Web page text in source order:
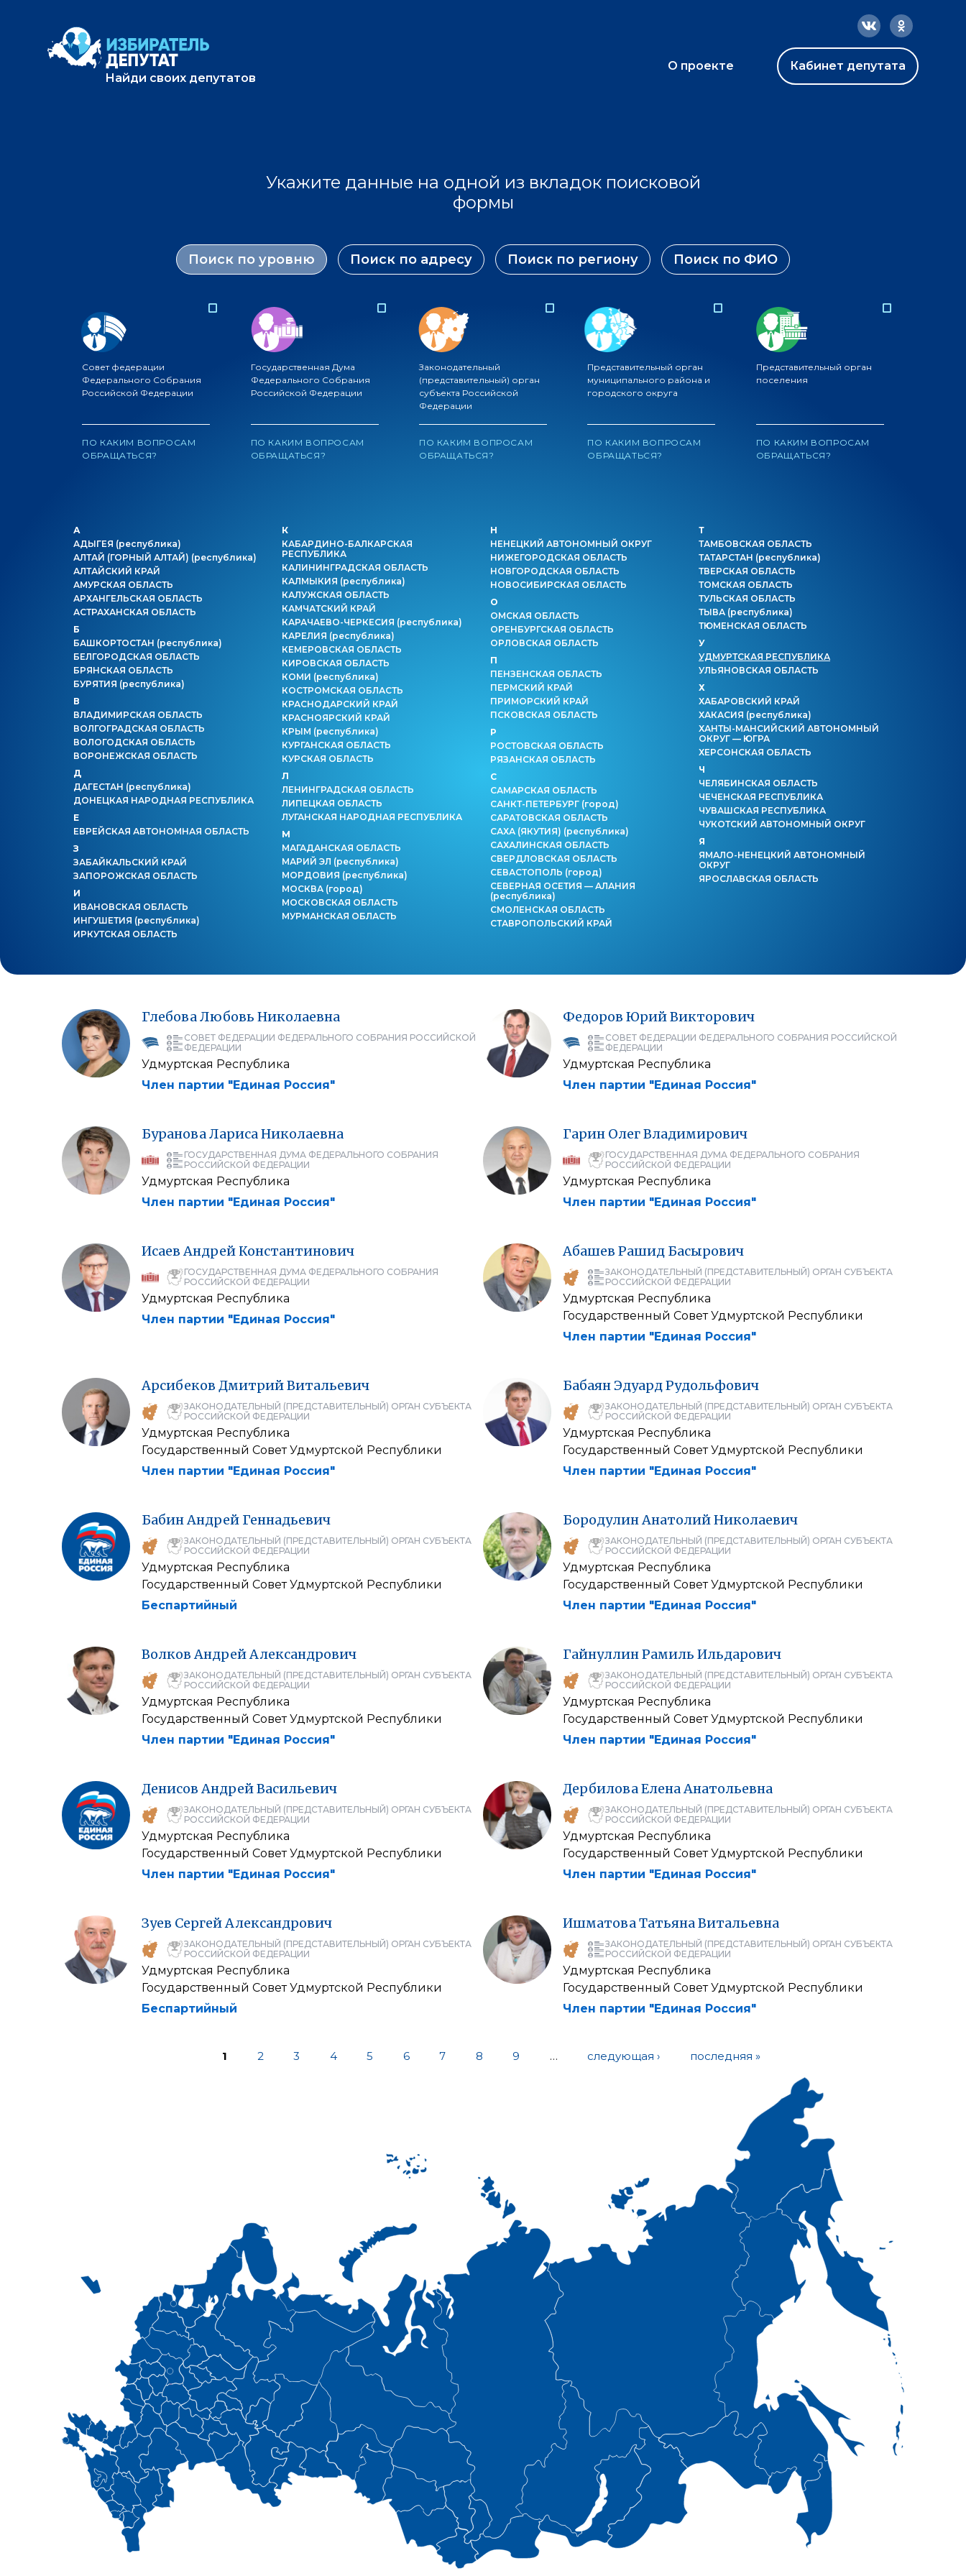
Найди своих депутатов
О проекте Кабинет депутата
Укажите данные на одной из вкладок поисковой
формы
Поиск по уровню Поиск по адресу Поиск по региону Поиск по ФИО
Совет федерации
Федерального Собрания
Российской Федерации
ПО КАКИМ ВОПРОСАМ
ОБРАЩАТЬСЯ?
Государственная Дума
Федерального Собрания
Российской Федерации
ПО КАКИМ ВОПРОСАМ
ОБРАЩАТЬСЯ?
Законодательный
(представительный) орган
субъекта Российской
Федерации
ПО КАКИМ ВОПРОСАМ
ОБРАЩАТЬСЯ?
Представительный орган
муниципального района и
городского округа
ПО КАКИМ ВОПРОСАМ
ОБРАЩАТЬСЯ?
Представительный орган
поселения
ПО КАКИМ ВОПРОСАМ
ОБРАЩАТЬСЯ?
А
АДЫГЕЯ (республика)
АЛТАЙ (ГОРНЫЙ АЛТАЙ) (республика)
АЛТАЙСКИЙ КРАЙ
АМУРСКАЯ ОБЛАСТЬ
АРХАНГЕЛЬСКАЯ ОБЛАСТЬ
АСТРАХАНСКАЯ ОБЛАСТЬ
Б
БАШКОРТОСТАН (республика)
БЕЛГОРОДСКАЯ ОБЛАСТЬ
БРЯНСКАЯ ОБЛАСТЬ
БУРЯТИЯ (республика)
В
ВЛАДИМИРСКАЯ ОБЛАСТЬ
ВОЛГОГРАДСКАЯ ОБЛАСТЬ
ВОЛОГОДСКАЯ ОБЛАСТЬ
ВОРОНЕЖСКАЯ ОБЛАСТЬ
Д
ДАГЕСТАН (республика)
ДОНЕЦКАЯ НАРОДНАЯ РЕСПУБЛИКА
Е
ЕВРЕЙСКАЯ АВТОНОМНАЯ ОБЛАСТЬ
З
ЗАБАЙКАЛЬСКИЙ КРАЙ
ЗАПОРОЖСКАЯ ОБЛАСТЬ
И
ИВАНОВСКАЯ ОБЛАСТЬ
ИНГУШЕТИЯ (республика)
ИРКУТСКАЯ ОБЛАСТЬ
К
КАБАРДИНО-БАЛКАРСКАЯ
РЕСПУБЛИКА
КАЛИНИНГРАДСКАЯ ОБЛАСТЬ
КАЛМЫКИЯ (республика)
КАЛУЖСКАЯ ОБЛАСТЬ
КАМЧАТСКИЙ КРАЙ
КАРАЧАЕВО-ЧЕРКЕСИЯ (республика)
КАРЕЛИЯ (республика)
КЕМЕРОВСКАЯ ОБЛАСТЬ
КИРОВСКАЯ ОБЛАСТЬ
КОМИ (республика)
КОСТРОМСКАЯ ОБЛАСТЬ
КРАСНОДАРСКИЙ КРАЙ
КРАСНОЯРСКИЙ КРАЙ
КРЫМ (республика)
КУРГАНСКАЯ ОБЛАСТЬ
КУРСКАЯ ОБЛАСТЬ
Л
ЛЕНИНГРАДСКАЯ ОБЛАСТЬ
ЛИПЕЦКАЯ ОБЛАСТЬ
ЛУГАНСКАЯ НАРОДНАЯ РЕСПУБЛИКА
М
МАГАДАНСКАЯ ОБЛАСТЬ
МАРИЙ ЭЛ (республика)
МОРДОВИЯ (республика)
МОСКВА (город)
МОСКОВСКАЯ ОБЛАСТЬ
МУРМАНСКАЯ ОБЛАСТЬ
Н
НЕНЕЦКИЙ АВТОНОМНЫЙ ОКРУГ
НИЖЕГОРОДСКАЯ ОБЛАСТЬ
НОВГОРОДСКАЯ ОБЛАСТЬ
НОВОСИБИРСКАЯ ОБЛАСТЬ
О
ОМСКАЯ ОБЛАСТЬ
ОРЕНБУРГСКАЯ ОБЛАСТЬ
ОРЛОВСКАЯ ОБЛАСТЬ
П
ПЕНЗЕНСКАЯ ОБЛАСТЬ
ПЕРМСКИЙ КРАЙ
ПРИМОРСКИЙ КРАЙ
ПСКОВСКАЯ ОБЛАСТЬ
Р
РОСТОВСКАЯ ОБЛАСТЬ
РЯЗАНСКАЯ ОБЛАСТЬ
С
САМАРСКАЯ ОБЛАСТЬ
САНКТ-ПЕТЕРБУРГ (город)
САРАТОВСКАЯ ОБЛАСТЬ
САХА (ЯКУТИЯ) (республика)
САХАЛИНСКАЯ ОБЛАСТЬ
СВЕРДЛОВСКАЯ ОБЛАСТЬ
СЕВАСТОПОЛЬ (город)
СЕВЕРНАЯ ОСЕТИЯ — АЛАНИЯ
(республика)
СМОЛЕНСКАЯ ОБЛАСТЬ
СТАВРОПОЛЬСКИЙ КРАЙ
Т
ТАМБОВСКАЯ ОБЛАСТЬ
ТАТАРСТАН (республика)
ТВЕРСКАЯ ОБЛАСТЬ
ТОМСКАЯ ОБЛАСТЬ
ТУЛЬСКАЯ ОБЛАСТЬ
ТЫВА (республика)
ТЮМЕНСКАЯ ОБЛАСТЬ
У
УДМУРТСКАЯ РЕСПУБЛИКА
УЛЬЯНОВСКАЯ ОБЛАСТЬ
Х
ХАБАРОВСКИЙ КРАЙ
ХАКАСИЯ (республика)
ХАНТЫ-МАНСИЙСКИЙ АВТОНОМНЫЙ
ОКРУГ — ЮГРА
ХЕРСОНСКАЯ ОБЛАСТЬ
Ч
ЧЕЛЯБИНСКАЯ ОБЛАСТЬ
ЧЕЧЕНСКАЯ РЕСПУБЛИКА
ЧУВАШСКАЯ РЕСПУБЛИКА
ЧУКОТСКИЙ АВТОНОМНЫЙ ОКРУГ
Я
ЯМАЛО-НЕНЕЦКИЙ АВТОНОМНЫЙ
ОКРУГ
ЯРОСЛАВСКАЯ ОБЛАСТЬ
Глебова Любовь Николаевна
СОВЕТ ФЕДЕРАЦИИ ФЕДЕРАЛЬНОГО СОБРАНИЯ РОССИЙСКОЙ
ФЕДЕРАЦИИ
Удмуртская Республика
Член партии "Единая Россия"
Федоров ЮрийВикторович
СОВЕТ ФЕДЕРАЦИИ ФЕДЕРАЛЬНОГО СОБРАНИЯ РОССИЙСКОЙ
ФЕДЕРАЦИИ
Удмуртская Республика
Член партии "Единая Россия"
Буранова Лариса Николаевна
ГОСУДАРСТВЕННАЯ ДУМА ФЕДЕРАЛЬНОГО СОБРАНИЯ
РОССИЙСКОЙ ФЕДЕРАЦИИ
Удмуртская Республика
Член партии "Единая Россия"
Гарин ОлегВладимирович
ГОСУДАРСТВЕННАЯ ДУМА ФЕДЕРАЛЬНОГО СОБРАНИЯ
РОССИЙСКОЙ ФЕДЕРАЦИИ
Удмуртская Республика
Член партии "Единая Россия"
Исаев Андрей Константинович
ГОСУДАРСТВЕННАЯ ДУМА ФЕДЕРАЛЬНОГО СОБРАНИЯ
РОССИЙСКОЙ ФЕДЕРАЦИИ
Удмуртская Республика
Член партии "Единая Россия"
Абашев Рашид Басырович
ЗАКОНОДАТЕЛЬНЫЙ (ПРЕДСТАВИТЕЛЬНЫЙ) ОРГАН СУБЪЕКТА
РОССИЙСКОЙ ФЕДЕРАЦИИ
Удмуртская Республика
Государственный Совет Удмуртской Республики
Член партии "Единая Россия"
Арсибеков ДмитрийВитальевич
ЗАКОНОДАТЕЛЬНЫЙ (ПРЕДСТАВИТЕЛЬНЫЙ) ОРГАН СУБЪЕКТА
РОССИЙСКОЙ ФЕДЕРАЦИИ
Удмуртская Республика
Государственный Совет Удмуртской Республики
Член партии "Единая Россия"
Бабаян ЭдуардРудольфович
ЗАКОНОДАТЕЛЬНЫЙ (ПРЕДСТАВИТЕЛЬНЫЙ) ОРГАН СУБЪЕКТА
РОССИЙСКОЙ ФЕДЕРАЦИИ
Удмуртская Республика
Государственный Совет Удмуртской Республики
Член партии "Единая Россия"
Бабин Андрей Геннадьевич
ЗАКОНОДАТЕЛЬНЫЙ (ПРЕДСТАВИТЕЛЬНЫЙ) ОРГАН СУБЪЕКТА
РОССИЙСКОЙ ФЕДЕРАЦИИ
Удмуртская Республика
Государственный Совет Удмуртской Республики
Беспартийный
Бородулин АнатолийНиколаевич
ЗАКОНОДАТЕЛЬНЫЙ (ПРЕДСТАВИТЕЛЬНЫЙ) ОРГАН СУБЪЕКТА
РОССИЙСКОЙ ФЕДЕРАЦИИ
Удмуртская Республика
Государственный Совет Удмуртской Республики
Член партии "Единая Россия"
Волков Андрей Александрович
ЗАКОНОДАТЕЛЬНЫЙ (ПРЕДСТАВИТЕЛЬНЫЙ) ОРГАН СУБЪЕКТА
РОССИЙСКОЙ ФЕДЕРАЦИИ
Удмуртская Республика
Государственный Совет Удмуртской Республики
Член партии "Единая Россия"
ГайнуллинРамиль Ильдарович
ЗАКОНОДАТЕЛЬНЫЙ (ПРЕДСТАВИТЕЛЬНЫЙ) ОРГАН СУБЪЕКТА
РОССИЙСКОЙ ФЕДЕРАЦИИ
Удмуртская Республика
Государственный Совет Удмуртской Республики
Член партии "Единая Россия"
Денисов АндрейВасильевич
ЗАКОНОДАТЕЛЬНЫЙ (ПРЕДСТАВИТЕЛЬНЫЙ) ОРГАН СУБЪЕКТА
РОССИЙСКОЙ ФЕДЕРАЦИИ
Удмуртская Республика
Государственный Совет Удмуртской Республики
Член партии "Единая Россия"
Дербилова Елена Анатольевна
ЗАКОНОДАТЕЛЬНЫЙ (ПРЕДСТАВИТЕЛЬНЫЙ) ОРГАН СУБЪЕКТА
РОССИЙСКОЙ ФЕДЕРАЦИИ
Удмуртская Республика
Государственный Совет Удмуртской Республики
Член партии "Единая Россия"
Зуев Сергей Александрович
ЗАКОНОДАТЕЛЬНЫЙ (ПРЕДСТАВИТЕЛЬНЫЙ) ОРГАН СУБЪЕКТА
РОССИЙСКОЙ ФЕДЕРАЦИИ
Удмуртская Республика
Государственный Совет Удмуртской Республики
Беспартийный
Ишматова Татьяна Витальевна
ЗАКОНОДАТЕЛЬНЫЙ (ПРЕДСТАВИТЕЛЬНЫЙ) ОРГАН СУБЪЕКТА
РОССИЙСКОЙ ФЕДЕРАЦИИ
Удмуртская Республика
Государственный Совет Удмуртской Республики
Член партии "Единая Россия"
1 2 3 4 5 6 7 8 9 … следующая › последняя »